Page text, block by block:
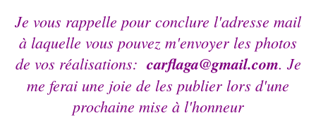
Je vous rappelle pour conclure l'adresse mail
à laquelle vous pouvez m'envoyer les photos
de vos réalisations: carflaga@gmail.com. Je
me ferai une joie de les publier lors d'une
prochaine mise à l'honneur